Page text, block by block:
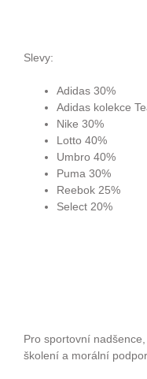
Slevy:
Adidas 30%
Adidas kolekce
Nike 30%
Lotto 40%
Umbro 40%
Puma 30%
Reebok 25%
Select 20%
Pro sportovní
školení a morální